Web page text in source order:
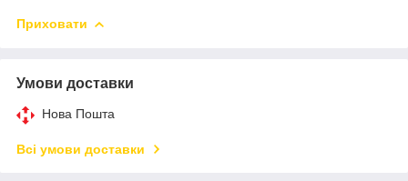
Приховати
Умови доставки
Нова Пошта
Всі умови доставки